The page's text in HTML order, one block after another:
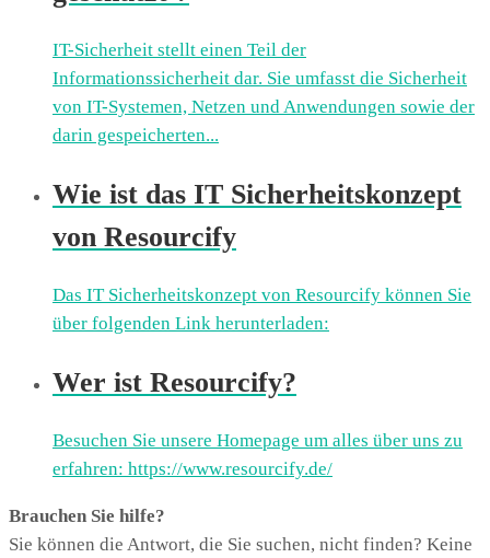
IT-Sicherheit stellt einen Teil der
Informationssicherheit dar. Sie umfasst die Sicherheit
von IT-Systemen, Netzen und Anwendungen sowie der
darin gespeicherten...
Wie ist das IT Sicherheitskonzept
von Resourcify
Das IT Sicherheitskonzept von Resourcify können Sie
über folgenden Link herunterladen:
Wer ist Resourcify?
Besuchen Sie unsere Homepage um alles über uns zu
erfahren: https://www.resourcify.de/
Brauchen Sie hilfe?
Sie können die Antwort, die Sie suchen, nicht finden? Keine